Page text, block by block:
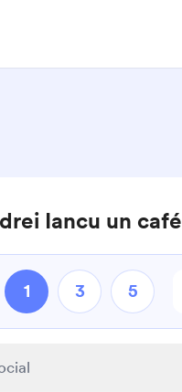
Iancu un café
1 3 5